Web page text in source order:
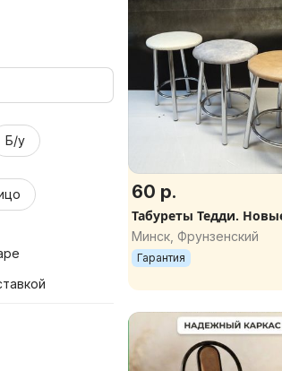
Б/у
60 р.
Табуреты Тедди.
Минск, Фрунзенский
Гарантия